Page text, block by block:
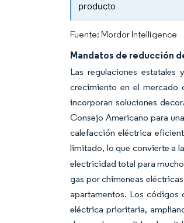
producto
Fuente: Mordor Intelligence
Mandatos de reducción
Las regulaciones
crecimiento en el mercado
incorporan soluciones
Consejo Americano para
calefacción eléctrica
limitado, lo que convierte a
electricidad total para
gas por chimeneas
apartamentos. Los códigos
eléctrica prioritaria,